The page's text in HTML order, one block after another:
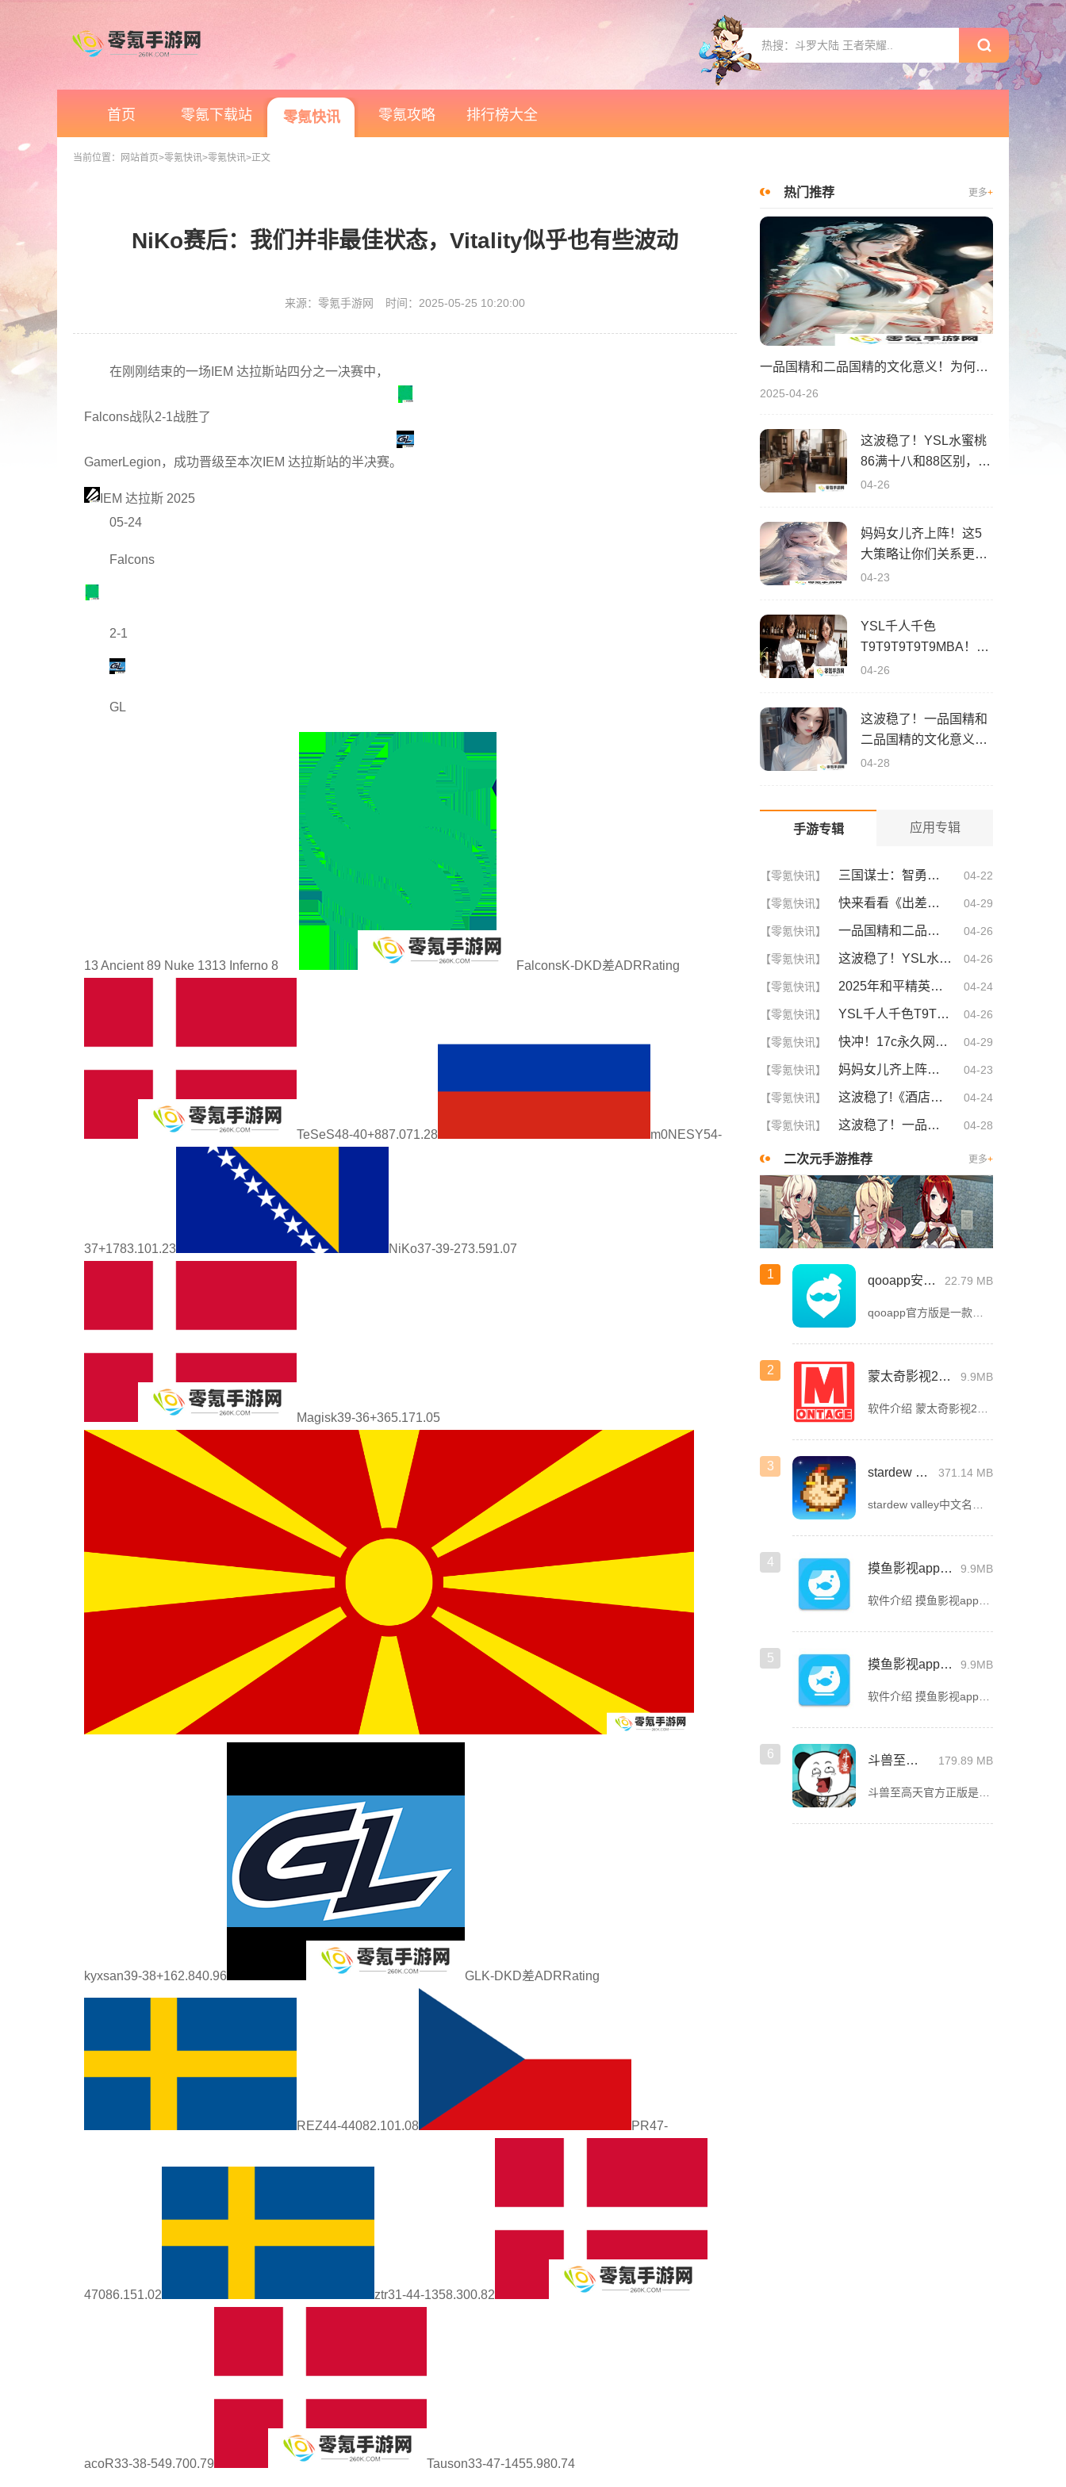
首页 零氪下载站 零氪快讯 零氪攻略 排行榜大全
当前位置： 网站首页>零氪快讯>零氪快讯>正文
NiKo赛后：我们并非最佳状态，Vitality似乎也有些波动
来源：零氪手游网 时间：2025-05-25 10:20:00
在刚刚结束的一场IEM 达拉斯站四分之一决赛中，
Falcons战队2-1战胜了
GamerLegion，成功晋级至本次IEM 达拉斯站的半决赛。
IEM 达拉斯 2025
05-24
Falcons
2-1
GL
13 Ancient 89 Nuke 1313 Inferno 8 FalconsK-DKD差ADRRating
TeSeS48-40+887.071.28 m0NESY54-
37+1783.101.23 NiKo37-39-273.591.07
Magisk39-36+365.171.05
kyxsan39-38+162.840.96 GLK-DKD差ADRRating
REZ44-44082.101.08 PR47-
47086.151.02 ztr31-44-1358.300.82
acoR33-38-549.700.79 Tauson33-47-1455.980.74
热门推荐 更多+
一品国精和二品国精的文化意义！为何他们如此独特？你绝对不知道的深层背景
2025-04-26
这波稳了！YSL水蜜桃
86满十八和88区别，背
后暗藏的秘密你知道
04-26
妈妈女儿齐上阵！这5
大策略让你们关系更亲
密，感情升温不可挡！
04-23
YSL千人千色
T9T9T9T9T9MBA！揭
秘背后的设计秘密，难
04-26
这波稳了！一品国精和
二品国精的文化意义深
度解析！谁懂啊
04-28
手游专辑 应用专辑
【零氪快讯】 三国谋士：智勇双全的幕后英雄 04-22
【零氪快讯】 快来看看《出差的日子》叶爱背后的深刻故事！竟然让人泪崩的原因 04-29
【零氪快讯】 一品国精和二品国精的文化意义！为何他们如此独特？你绝对不知道的深层背景 04-26
【零氪快讯】 这波稳了！YSL水蜜桃86满十八和88区别，背后暗藏的秘密你知道吗？ 04-26
【零氪快讯】 2025年和平精英CDKEY兑换码领取方法及使用技巧 04-24
【零氪快讯】 YSL千人千色T9T9T9T9T9MBA！揭秘背后的设计秘密，难怪网友都在疯传！ 04-26
【零氪快讯】 快冲！17c永久网名你不可不知的3大秘诀！| 成为网名大神的终极指南 04-29
【零氪快讯】 妈妈女儿齐上阵！这5大策略让你们关系更亲密，感情升温不可挡！ 04-23
【零氪快讯】 这波稳了!《酒店激战》1-5集免费观看中文版，网友疯狂推荐！ 04-24
【零氪快讯】 这波稳了！一品国精和二品国精的文化意义深度解析！谁懂啊 04-28
二次元手游推荐 更多+
1 qooapp安卓版 22.79 MB
2 蒙太奇影视2025最新版本下载 9.9MB
3 stardew valley手机版 371.14 MB
4 摸鱼影视app官方版下载安装 9.9MB
5 摸鱼影视app最新版下载 9.9MB
6 斗兽至高天 179.89 MB